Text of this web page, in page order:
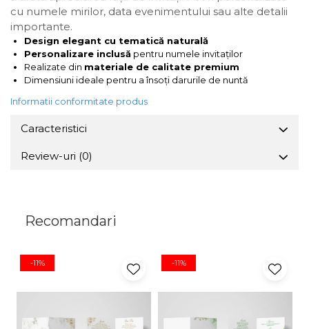
cu numele mirilor, data evenimentului sau alte detalii
importante.
Design elegant cu tematică naturală
Personalizare inclusă pentru numele invitaților
Realizate din materiale de calitate premium
Dimensiuni ideale pentru a însoți darurile de nuntă
Informatii conformitate produs
Caracteristici
Review-uri (0)
Recomandari
-11% -11%